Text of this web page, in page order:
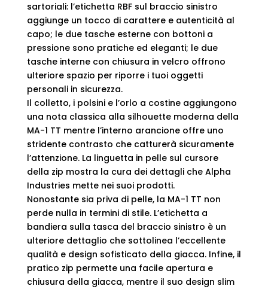
sartoriali: l’etichetta RBF sul braccio sinistro
aggiunge un tocco di carattere e autenticità al
capo; le due tasche esterne con bottoni a
pressione sono pratiche ed eleganti; le due
tasche interne con chiusura in velcro offrono
ulteriore spazio per riporre i tuoi oggetti
personali in sicurezza.
Il colletto, i polsini e l’orlo a costine aggiungono
una nota classica alla silhouette moderna della
MA-1 TT mentre l’interno arancione offre uno
stridente contrasto che catturerà sicuramente
l’attenzione. La linguetta in pelle sul cursore
della zip mostra la cura dei dettagli che Alpha
Industries mette nei suoi prodotti.
Nonostante sia priva di pelle, la MA-1 TT non
perde nulla in termini di stile. L’etichetta a
bandiera sulla tasca del braccio sinistro è un
ulteriore dettaglio che sottolinea l’eccellente
qualità e design sofisticato della giacca. Infine, il
pratico zip permette una facile apertura e
chiusura della giacca, mentre il suo design slim